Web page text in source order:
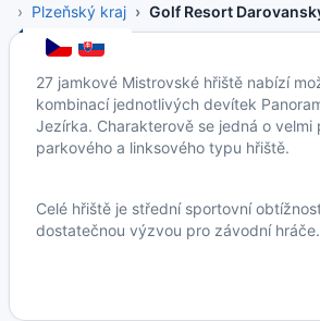
Plzeňský kraj
Golf Resort
27 jamkové Mistrovské hřiště nabízí
kombinací jednotlivých devítek
Jezírka. Charakterově se jedná o velmi
parkového a linksového typu hřiště.
Celé hřiště je střední sportovní
dostatečnou výzvou pro závodní hráče.